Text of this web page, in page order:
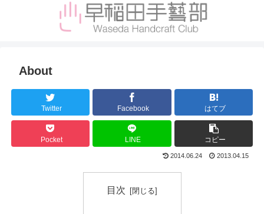
About
Twitter Facebook はてブ
Pocket LINE コピー
2014.06.24 2013.04.15
目次